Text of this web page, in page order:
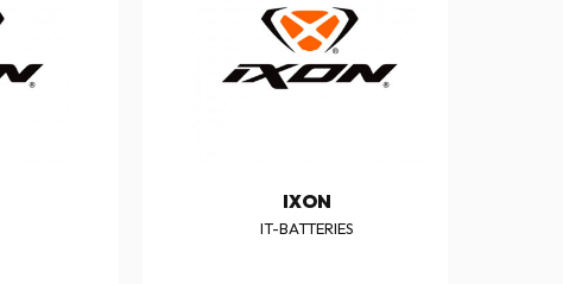
IXON
IT-BATTERIES